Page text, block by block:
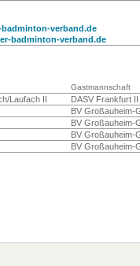
verband.de
badminton-verband.de
Gastmannschaft
Laufach II DASV Frankfurt II
BV Großauheim-
BV Großauheim-
BV Großauheim-
BV Großauheim-